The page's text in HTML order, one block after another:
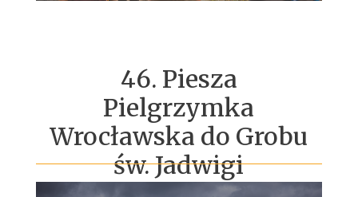
46. Piesza
Pielgrzymka
Wrocławska do Grobu
św. Jadwigi